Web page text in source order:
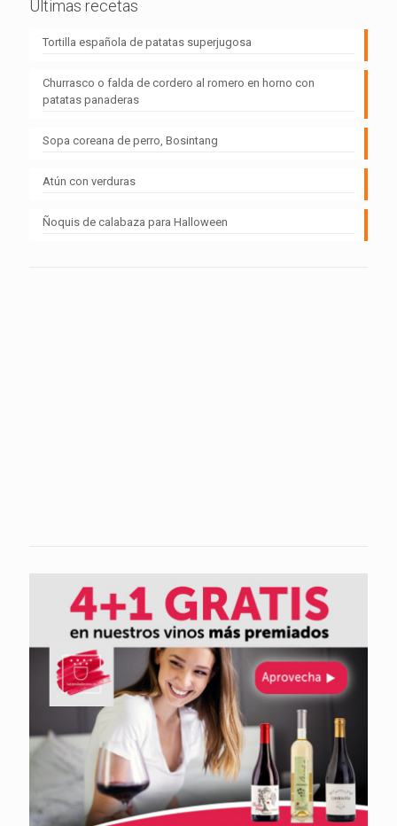
Últimas recetas
Tortilla española de patatas superjugosa
Churrasco o falda de cordero al romero en horno con
patatas panaderas
Sopa coreana de perro, Bosintang
Atún con verduras
Ñoquis de calabaza para Halloween